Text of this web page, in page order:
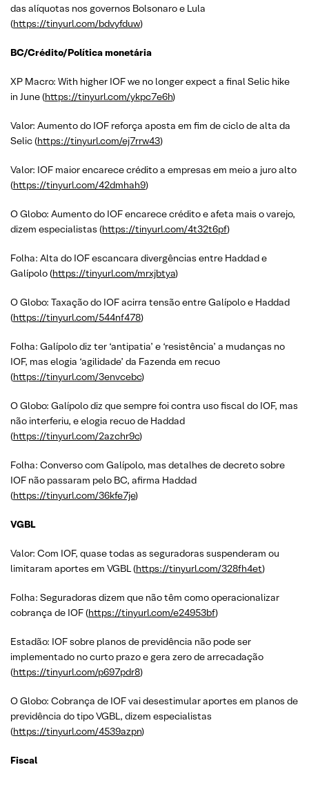
das alíquotas nos governos Bolsonaro e Lula
(https://tinyurl.com/bdvyfduw)
BC/Crédito/Política monetária
XP Macro: With higher IOF we no longer expect a final Selic hike
in June (https://tinyurl.com/ykpc7e6h)
Valor: Aumento do IOF reforça aposta em fim de ciclo de alta da
Selic (https://tinyurl.com/ej7rrw43)
Valor: IOF maior encarece crédito a empresas em meio a juro alto
(https://tinyurl.com/42dmhah9)
O Globo: Aumento do IOF encarece crédito e afeta mais o varejo,
dizem especialistas (https://tinyurl.com/4t32t6pf)
Folha: Alta do IOF escancara divergências entre Haddad e
Galípolo (https://tinyurl.com/mrxjbtya)
O Globo: Taxação do IOF acirra tensão entre Galípolo e Haddad
(https://tinyurl.com/544nf478)
Folha: Galípolo diz ter ‘antipatia’ e ‘resistência’ a mudanças no
IOF, mas elogia ‘agilidade’ da Fazenda em recuo
(https://tinyurl.com/3envcebc)
O Globo: Galípolo diz que sempre foi contra uso fiscal do IOF, mas
não interferiu, e elogia recuo de Haddad
(https://tinyurl.com/2azchr9c)
Folha: Converso com Galípolo, mas detalhes de decreto sobre
IOF não passaram pelo BC, afirma Haddad
(https://tinyurl.com/36kfe7je)
VGBL
Valor: Com IOF, quase todas as seguradoras suspenderam ou
limitaram aportes em VGBL (https://tinyurl.com/328fh4et)
Folha: Seguradoras dizem que não têm como operacionalizar
cobrança de IOF (https://tinyurl.com/e24953bf)
Estadão: IOF sobre planos de previdência não pode ser
implementado no curto prazo e gera zero de arrecadação
(https://tinyurl.com/p697pdr8)
O Globo: Cobrança de IOF vai desestimular aportes em planos de
previdência do tipo VGBL, dizem especialistas
(https://tinyurl.com/4539azpn)
Fiscal